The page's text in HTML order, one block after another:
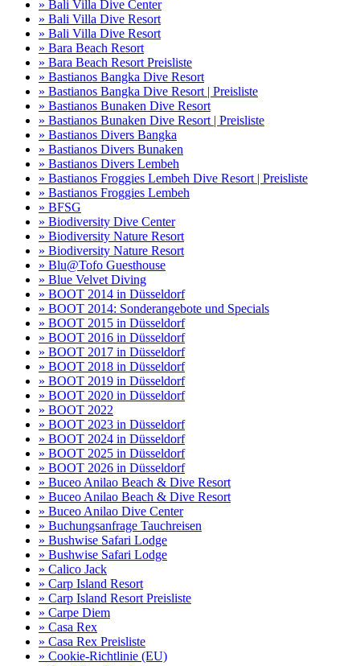
» Bali Villa Dive Center
» Bali Villa Dive Resort
» Bali Villa Dive Resort
» Bara Beach Resort
» Bara Beach Resort Preisliste
» Bastianos Bangka Dive Resort
» Bastianos Bangka Dive Resort | Preisliste
» Bastianos Bunaken Dive Resort
» Bastianos Bunaken Dive Resort | Preisliste
» Bastianos Divers Bangka
» Bastianos Divers Bunaken
» Bastianos Divers Lembeh
» Bastianos Froggies Lembeh Dive Resort | Preisliste
» Bastianos Froggies Lembeh
» BFSG
» Biodiversity Dive Center
» Biodiversity Nature Resort
» Biodiversity Nature Resort
» Blu@Tofo Guesthouse
» Blue Velvet Diving
» BOOT 2014 in Düsseldorf
» BOOT 2014: Sonderangebote und Specials
» BOOT 2015 in Düsseldorf
» BOOT 2016 in Düsseldorf
» BOOT 2017 in Düsseldorf
» BOOT 2018 in Düsseldorf
» BOOT 2019 in Düsseldorf
» BOOT 2020 in Düsseldorf
» BOOT 2022
» BOOT 2023 in Düsseldorf
» BOOT 2024 in Düsseldorf
» BOOT 2025 in Düsseldorf
» BOOT 2026 in Düsseldorf
» Buceo Anilao Beach & Dive Resort
» Buceo Anilao Beach & Dive Resort
» Buceo Anilao Dive Center
» Buchungsanfrage Tauchreisen
» Bushwise Safari Lodge
» Bushwise Safari Lodge
» Calico Jack
» Carp Island Resort
» Carp Island Resort Preisliste
» Carpe Diem
» Casa Rex
» Casa Rex Preisliste
» Cookie-Richtlinie (EU)